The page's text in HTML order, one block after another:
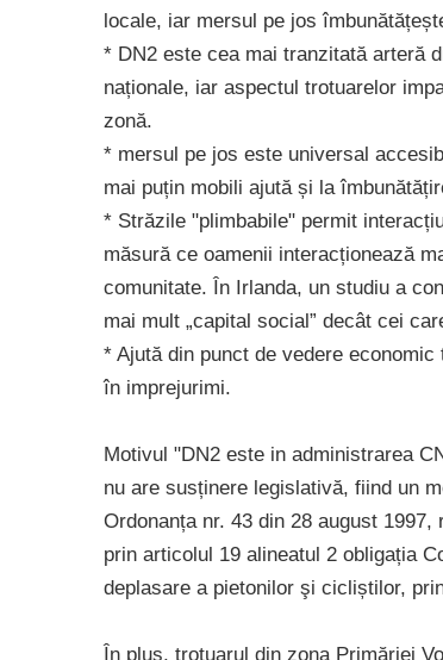
locale, iar mersul pe jos
* DN2 este cea mai tranzitată arteră
naționale, iar aspectul trotuarelor
zonă.
* mersul pe jos este universal
mai puțin mobili ajută și la
* Străzile "plimbabile" permit
măsură ce oamenii interacționează
comunitate. În Irlanda, un studiu a
mai mult „capital social” decât cei
* Ajută din punct de vedere
în imprejurimi.
Motivul "DN2 este in administrarea
nu are susținere legislativă, fiind un
Ordonanța nr. 43 din 28 august
prin articolul 19 alineatul 2 obligația
deplasare a pietonilor şi cicliștilor,
În plus, trotuarul din zona Primăriei